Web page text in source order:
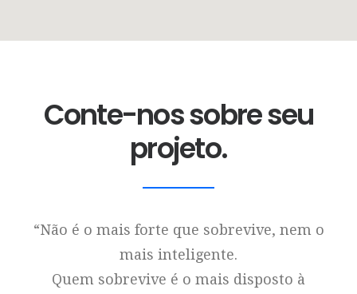
Conte-nos sobre seu
projeto.
“Não é o mais forte que sobrevive, nem o
mais inteligente.
Quem sobrevive é o mais disposto à